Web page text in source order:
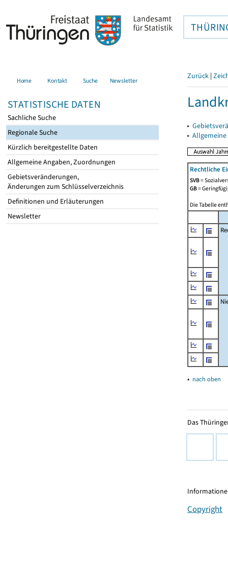
Home Kontakt Suche Newsletter
STATISTISCHE DATEN
Sachliche Suche
Regionale Suche
Kürzlich bereitgestellte Daten
Allgemeine Angaben, Zuordnungen
Gebietsveränderungen,
Änderungen zum Schlüsselverzeichnis
Definitionen und Erläuterungen
Newsletter
Zurück |
▸
▸
Rechtliche
SVB=
GB=
Die Tabelle
▴ nach oben
Das
Copyright